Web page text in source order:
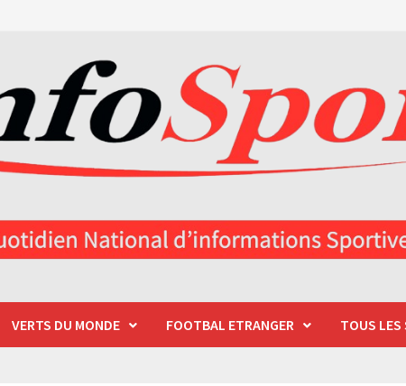
VERTS DU MONDE FOOTBAL ETRANGER TOUS LES